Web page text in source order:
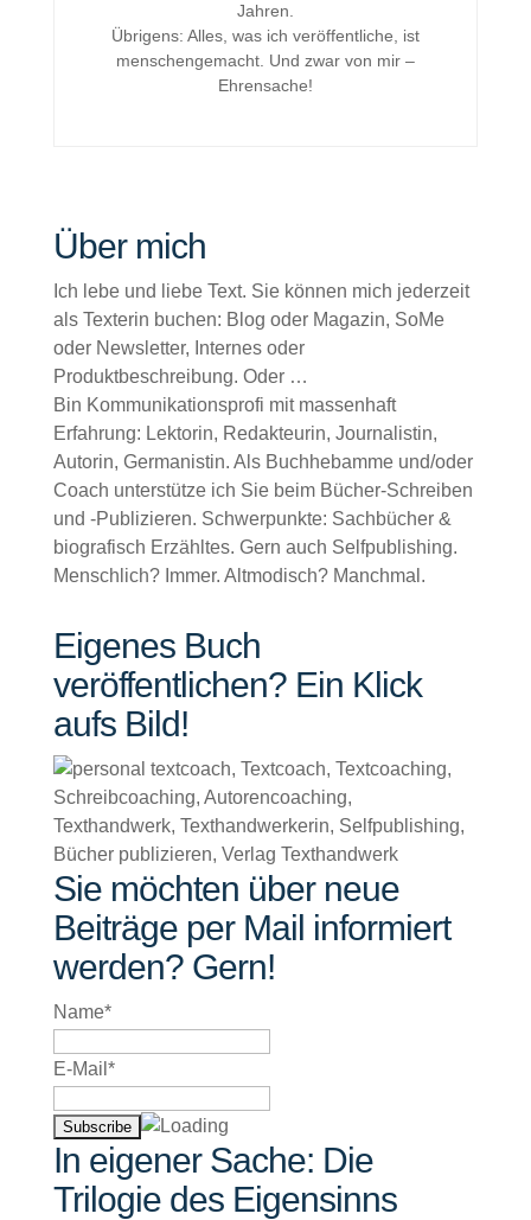
Jahren.
Übrigens: Alles, was ich veröffentliche, ist
menschengemacht. Und zwar von mir –
Ehrensache!
Über mich
Ich lebe und liebe Text. Sie können mich jederzeit
als Texterin buchen: Blog oder Magazin, SoMe
oder Newsletter, Internes oder
Produktbeschreibung. Oder …
Bin Kommunikationsprofi mit massenhaft
Erfahrung: Lektorin, Redakteurin, Journalistin,
Autorin, Germanistin. Als Buchhebamme und/oder
Coach unterstütze ich Sie beim Bücher-Schreiben
und -Publizieren. Schwerpunkte: Sachbücher &
biografisch Erzähltes. Gern auch Selfpublishing.
Menschlich? Immer. Altmodisch? Manchmal.
Eigenes Buch
veröffentlichen? Ein Klick
aufs Bild!
Sie möchten über neue
Beiträge per Mail informiert
werden? Gern!
Name*
E-Mail*
In eigener Sache: Die
Trilogie des Eigensinns